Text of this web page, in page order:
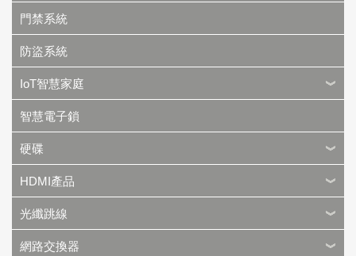
門禁系統
防盜系統
IoT智慧家庭
智慧電子鎖
硬碟
HDMI產品
光纖跳線
網路交換器